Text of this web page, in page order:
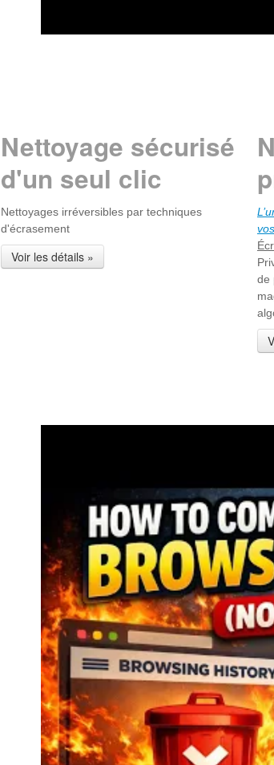
Nettoyage sécurisé
d'un seul clic
Nettoyages irréversibles par techniques
d'écrasement
Voir les détails »
de